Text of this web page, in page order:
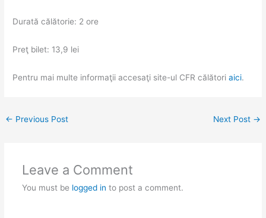
Durată călătorie: 2 ore
Preţ bilet: 13,9 lei
Pentru mai multe informaţii accesaţi site-ul CFR călătoriaici.
← Previous Post Next Post →
Leave a Comment
You must be logged in to post a comment.